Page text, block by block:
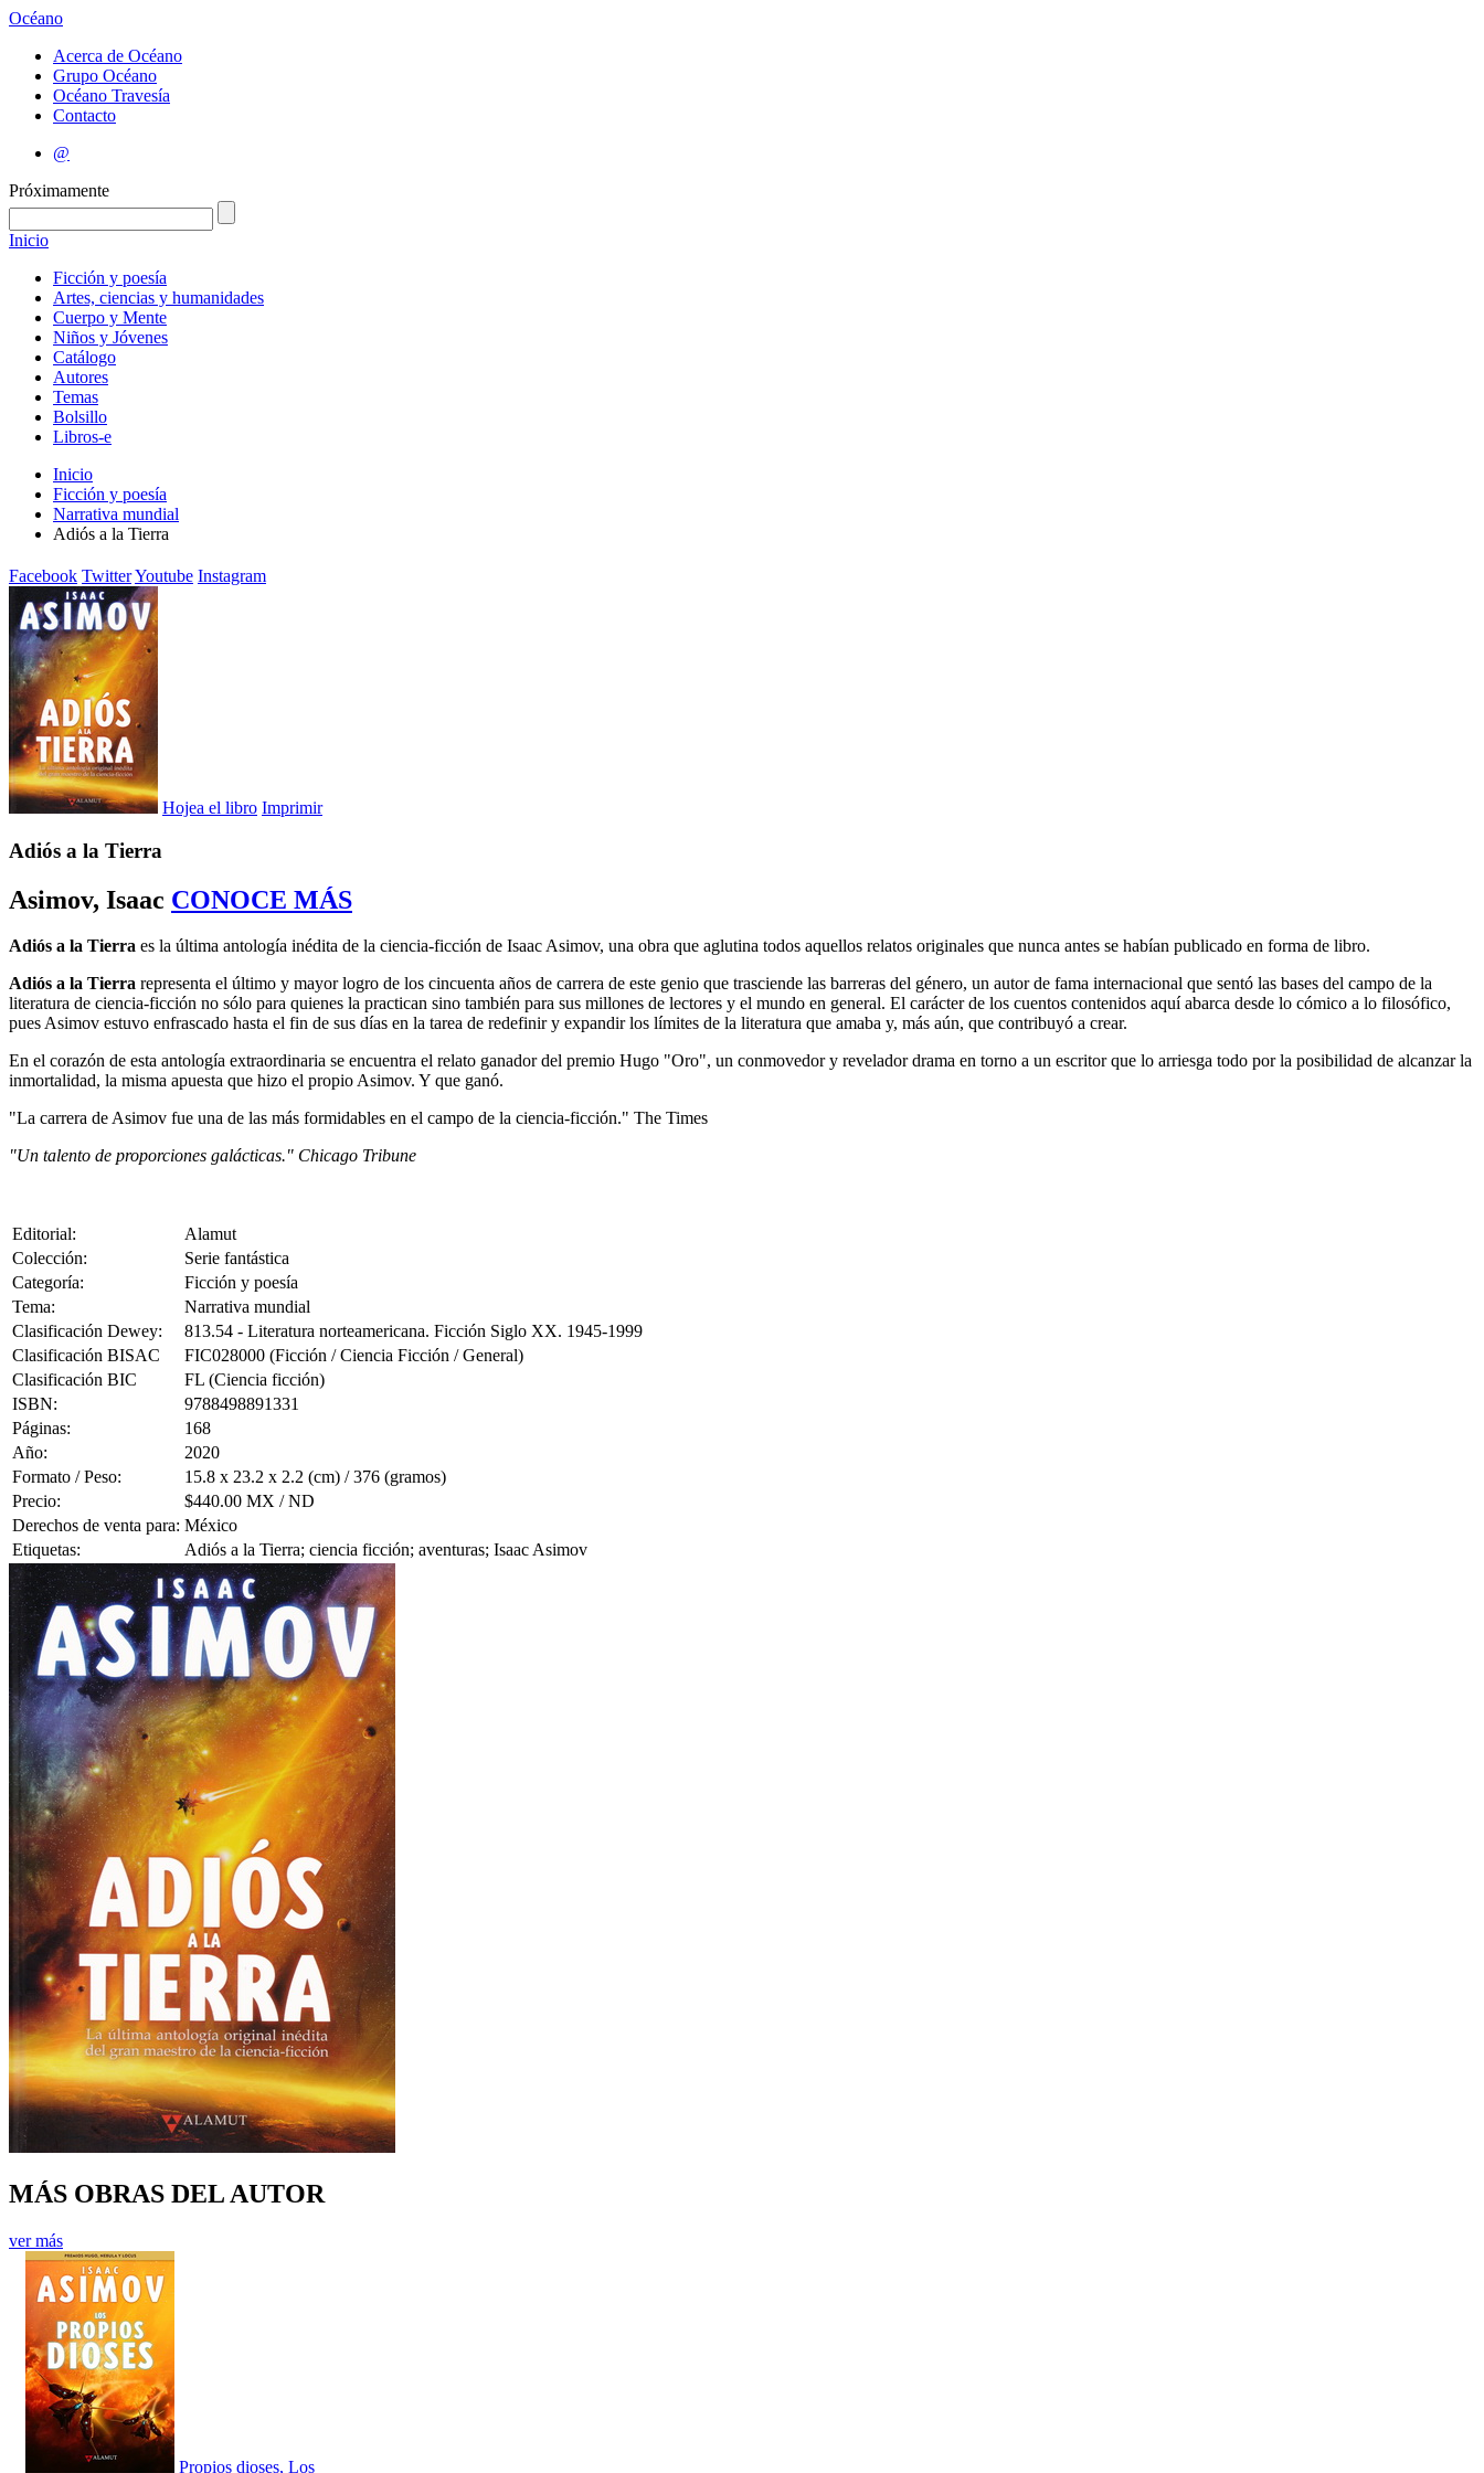
Océano
Acerca de Océano
Grupo Océano
Océano Travesía
Contacto
@
Próximamente
Inicio
Ficción y poesía
Artes, ciencias y humanidades
Cuerpo y Mente
Niños y Jóvenes
Catálogo
Autores
Temas
Bolsillo
Libros-e
Inicio
Ficción y poesía
Narrativa mundial
Adiós a la Tierra
Facebook TwitterYoutube Instagram
Hojea el libro Imprimir
Adiós a la Tierra
Asimov, Isaac CONOCE MÁS
Adiós a la Tierra es la última antología inédita de la ciencia-ficción de Isaac Asimov, una obra que aglutina todos aquellos relatos originales que nunca antes se habían publicado en forma de libro.
Adiós a la Tierra representa el último y mayor logro de los cincuenta años de carrera de este genio que trasciende las barreras del género, un autor de fama internacional que sentó las bases del campo de la
literatura de ciencia-ficción no sólo para quienes la practican sino también para sus millones de lectores y el mundo en general. El carácter de los cuentos contenidos aquí abarca desde lo cómico a lo filosófico,
pues Asimov estuvo enfrascado hasta el fin de sus días en la tarea de redefinir y expandir los límites de la literatura que amaba y, más aún, que contribuyó a crear.
En el corazón de esta antología extraordinaria se encuentra el relato ganador del premio Hugo "Oro", un conmovedor y revelador drama en torno a un escritor que lo arriesga todo por la posibilidad de alcanzar la
inmortalidad, la misma apuesta que hizo el propio Asimov. Y que ganó.
"La carrera de Asimov fue una de las más formidables en el campo de la ciencia-ficción." The Times
"Un talento de proporciones galácticas." Chicago Tribune
Editorial:
Alamut
Colección:
Serie fantástica
Categoría:
Ficción y poesía
Tema:
Narrativa mundial
Clasificación Dewey:
813.54 - Literatura norteamericana. Ficción Siglo XX. 1945-1999
Clasificación BISAC
FIC028000 (Ficción / Ciencia Ficción / General)
Clasificación BIC
FL (Ciencia ficción)
ISBN:
9788498891331
Páginas:
168
Año:
2020
Formato / Peso:
15.8 x 23.2 x 2.2 (cm) / 376 (gramos)
Precio:
$440.00 MX / ND
Derechos de venta para: México
Etiquetas:
Adiós a la Tierra; ciencia ficción; aventuras; Isaac Asimov
MÁS OBRAS DEL AUTOR
ver más
Propios dioses, Los